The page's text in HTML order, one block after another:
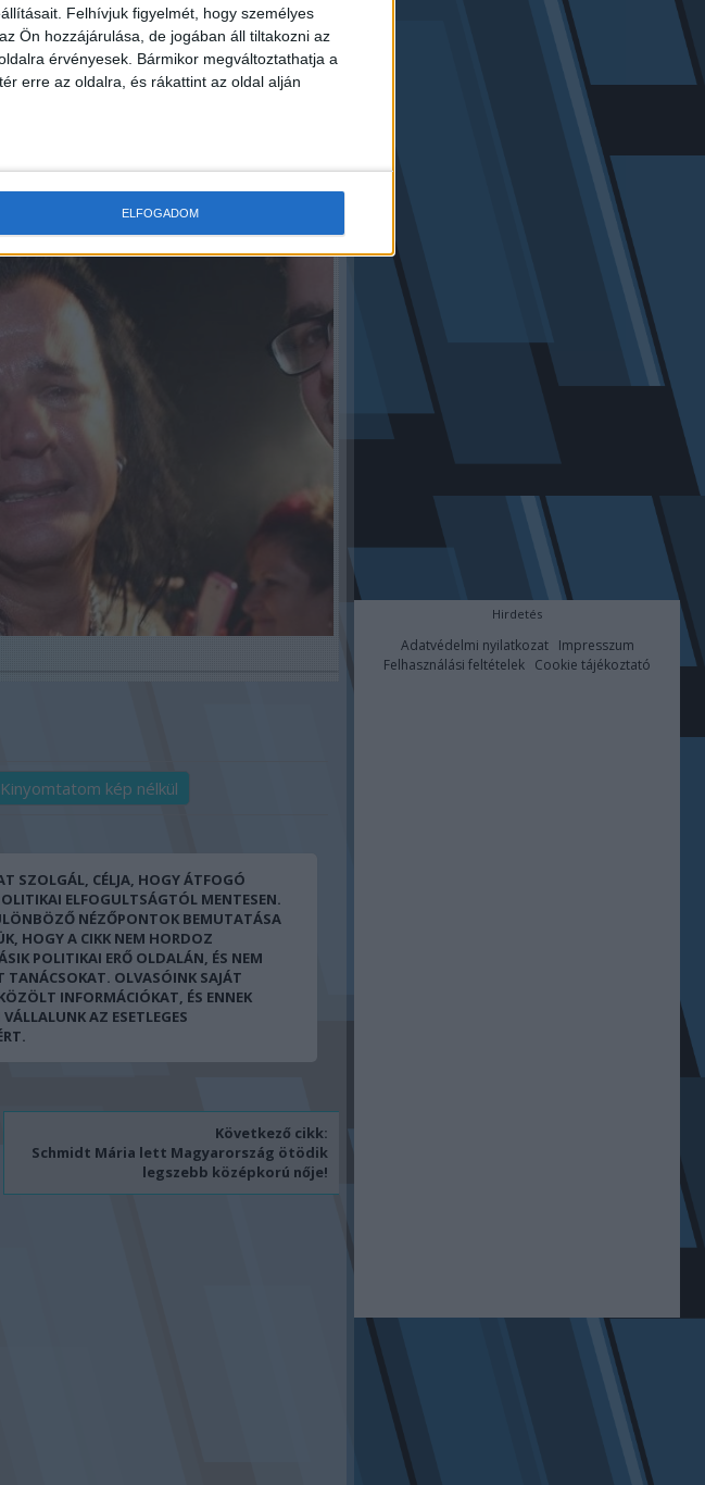
Felhívjuk figyelmét, hogy személyes
Ön hozzájárulása, de jogában áll tiltakozni az
érvényesek. Bármikor megváltoztathatja a
erre az oldalra, és rákattint az oldal alján
ELFOGADOM
Hirdetés
Adatvédelmi nyilatkozat Impresszum
Felhasználási feltételek Cookie tájékoztató
ki az énekest, akit 2 millió forint
ezer forintnyi bűnügyi költséget is.
Kinyomtatom kép nélkül
SZOLGÁL, CÉLJA, HOGY ÁTFOGÓ
ELFOGULTSÁGTÓL MENTESEN.
NÉZŐPONTOK BEMUTATÁSA
HOGY A CIKK NEM HORDOZ
POLITIKAI ERŐ OLDALÁN, ÉS NEM
TANÁCSOKAT. OLVASÓINK SAJÁT
INFORMÁCIÓKAT, ÉS ENNEK
AZ ESETLEGES
Következő cikk:
Schmidt Mária lett Magyarország ötödik
legszebb középkorú nője!